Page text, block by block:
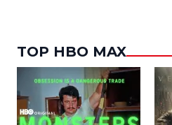
TOP HBO MAX